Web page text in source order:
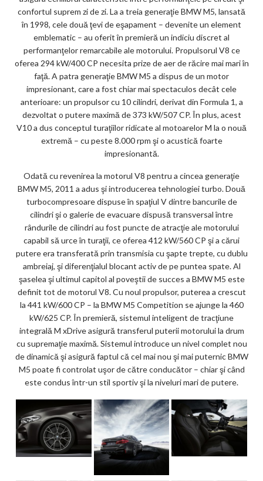
confortul suprem zi de zi. La a treia generaţie BMW M5, lansată
în 1998, cele două ţevi de eşapament – devenite un element
emblematic – au oferit în premieră un indiciu discret al
performanţelor remarcabile ale motorului. Propulsorul V8 ce
oferea 294 kW/400 CP necesita prize de aer de răcire mai mari în
faţă. A patra generaţie BMW M5 a dispus de un motor
impresionant, care a fost chiar mai spectaculos decât cele
anterioare: un propulsor cu 10 cilindri, derivat din Formula 1, a
dezvoltat o putere maximă de 373 kW/507 CP. În plus, acest
V10 a dus conceptul turaţiilor ridicate al motoarelor M la o nouă
extremă – cu peste 8.000 rpm şi o acustică foarte
impresionantă.
Odată cu revenirea la motorul V8 pentru a cincea generaţie
BMW M5, 2011 a adus şi introducerea tehnologiei turbo. Două
turbocompresoare dispuse în spaţiul V dintre bancurile de
cilindri şi o galerie de evacuare dispusă transversal între
rândurile de cilindri au fost puncte de atracţie ale motorului
capabil să urce în turaţii, ce oferea 412 kW/560 CP şi a cărui
putere era transferată prin transmisia cu şapte trepte, cu dublu
ambreiaj, şi diferenţialul blocant activ de pe puntea spate. Al
şaselea şi ultimul capitol al poveştii de succes a BMW M5 este
definit tot de motorul V8. Cu noul propulsor, puterea a crescut
la 441 kW/600 CP – la BMW M5 Competition se ajunge la 460
kW/625 CP. În premieră, sistemul inteligent de tracţiune
integrală M xDrive asigură transferul puterii motorului la drum
cu supremaţie maximă. Sistemul introduce un nivel complet nou
de dinamică şi asigură faptul că cel mai nou şi mai puternic BMW
M5 poate fi controlat uşor de către conducător – chiar şi când
este condus într-un stil sportiv şi la niveluri mari de putere.